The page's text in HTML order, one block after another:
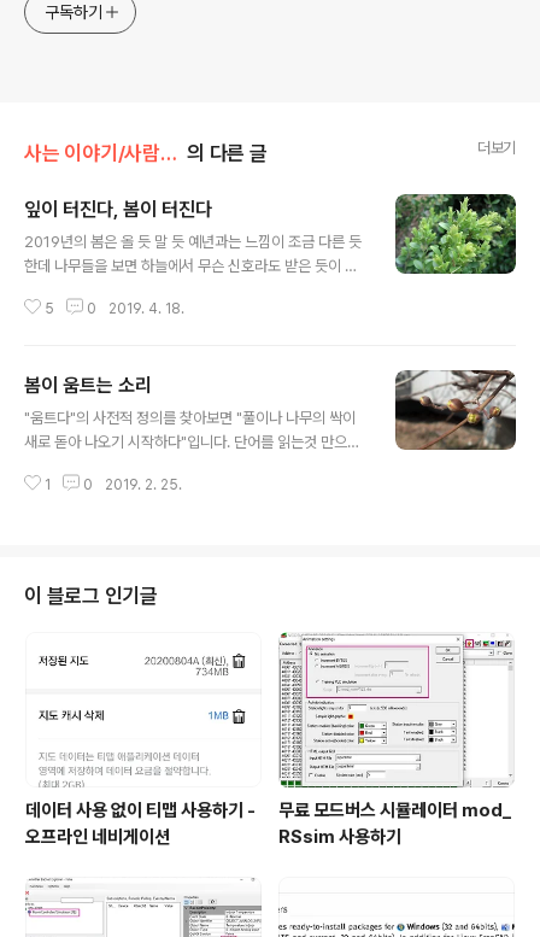
구독하기
사는 이야기/사람과 자연(自然) 의 다른 글 더보기
잎이 터진다, 봄이 터진다
2019년의 봄은 올 듯 말 듯 예년과는 느낌이 조금 다른 듯
한데 나무들을 보면 하늘에서 무슨 신호라도 받은 듯이 일
용되어 도장 나무라는 별명이 있는 회양목의 새순은 나온
고 횡한 모양으로 겨울을 나는 잎갈나무도 새 잎을 터뜨리
고 있습니다. 낙엽송이라고도 부르지요. 비슷한 모양의 개
잎갈나무 혹은 히말라야 시다라는 나무도 있습니다. 마치
단풍나무의 잎. 겨울눈에 움츠려 있는 잎을 터뜨리며 봄을
5 0 2019. 4. 18.
봄이 움트는 소리
"움트다"의 사전적 정의를 찾아보면 "풀이나 나무의 싹이
새로 돋아 나오기 시작하다"입니다. 단어를 읽는것 만으로
은 에너지가 전달되는 기분 좋은 단어입니다. "움"은 새싹,
omb"는 자궁을 의미하기도 합니다. 어찌했든 움은 살아
있는, 아니 이제 곧 기적같은 생명으로 자라가야 할 생명을
가지고 있는 단어 입니다. 오늘 아침만 해도 하얗게 서리가
내려 자동차 유리에 단단하게 붙은 것을 긁어내느라 애를
먹었는데 낮이되니 곳곳에서 움트는 소리가 들립니다. 첫
소리는 산수유의 꽃망울입니..
1 0 2019. 2. 25.
이 블로그 인기글
데이터 사용 없이 티맵 사용하기 -
오프라인 네비게이션
무료 모드버스 시뮬레이터 mod_
RSsim 사용하기